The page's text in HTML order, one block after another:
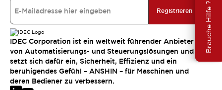
Brauche Hilfe ?
Registrieren
IDEC Corporation ist ein weltweit führender Anbieter
von Automatisierungs- und Steuerungslösungen und
setzt sich dafür ein, Sicherheit, Effizienz und ein
beruhigendes Gefühl – ANSHIN – für Maschinen und
deren Bediener zu verbessern.